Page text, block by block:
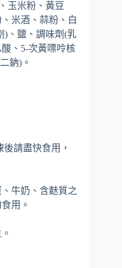
玉米粉、黃豆
米酒、蒜粉、白
)、鹽、調味劑(乳
、5-次黃嘌呤核
鈉)。
請盡快食用，
牛奶、含麩質之
用。